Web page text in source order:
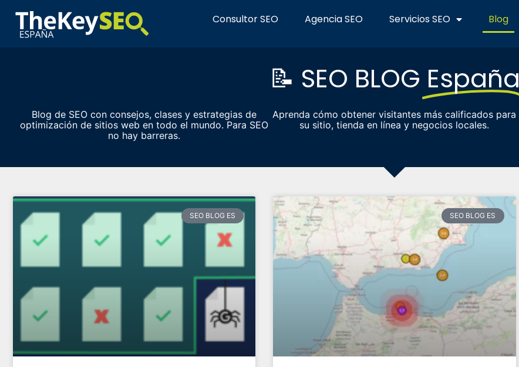
Consultor SEO Agencia SEO Servicios SEO Blog
📝 SEO BLOG España
Blog de SEO con consejos, clases y estrategias de
optimización de sitios web en todo el mundo. Para SEO
no hay barreras.
Aprenda cómo obtener visitantes más calificados para
su sitio, tienda en línea y negocios locales.
SEO BLOG ES SEO BLOG ES